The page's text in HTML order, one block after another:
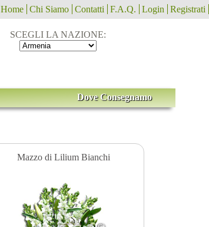
Home Chi Siamo Contatti F.A.Q. Login Registrati
SCEGLI LA NAZIONE:
Dove Consegnamo
Mazzo di Lilium Bianchi